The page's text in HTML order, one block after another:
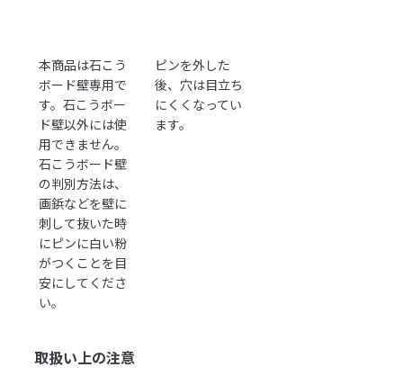
本商品は石こう
ボード壁専用で
す。石こうボー
ド壁以外には使
用できません。
石こうボード壁
の判別方法は、
画鋲などを壁に
刺して抜いた時
にピンに白い粉
がつくことを目
安にしてくださ
い。
ピンを外した
後、穴は目立ち
にくくなってい
ます。
取扱い上の注意